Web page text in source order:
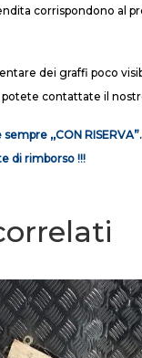
corrispondono al
dei graffi poco
contattate il
,,CON
di rimborso !!!